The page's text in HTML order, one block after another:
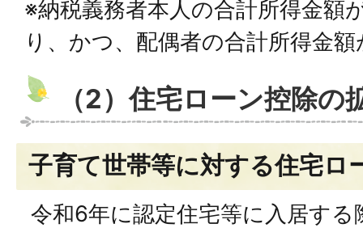
※納税義務者本人の合計所得金額
り、かつ、配偶者の合計所得金
（2）住宅ローン控除の
子育て世帯等に対する住宅ロ
令和6年に認定住宅等に入居す